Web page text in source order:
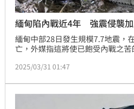
緬甸陷內戰近4年 強震侵襲
緬甸中部28日發生規模7.7地震，
亡，外媒指這將使已飽受內戰之
戰並交戰至今。
2025/03/31 01:47